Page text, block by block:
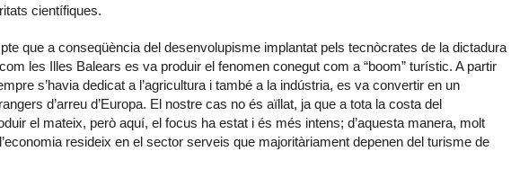
científiques.
que a conseqüència del desenvolupisme implantat pels tecnòcrates de la dictadura
les Illes Balears es va produir el fenomen conegut com a “boom” turístic. A partir
s’havia dedicat a l’agricultura i també a la indústria, es va convertir en un
d’arreu d’Europa. El nostre cas no és aïllat, ja que a tota la costa del
el mateix, però aquí, el focus ha estat i és més intens; d’aquesta manera, molt
resideix en el sector serveis que majoritàriament depenen del turisme de